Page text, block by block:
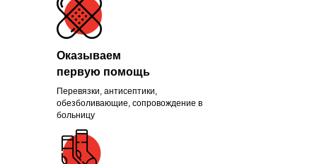
Перевязки, антисептики,
обезболивающие, сопровождение в
больницу
Оказываем
первую помощь
Помогли больше, чем
1300 нуждающихся и
продолжаем это делать